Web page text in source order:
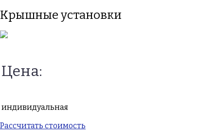
Крышные установки
Цена:
индивидуальная
Рассчитать стоимость